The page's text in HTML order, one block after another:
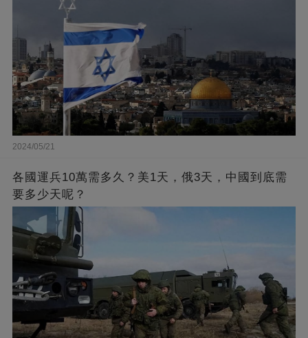
2024/05/21
各國運兵10萬需多久？美1天，俄3天，中國到底需
要多少天呢？